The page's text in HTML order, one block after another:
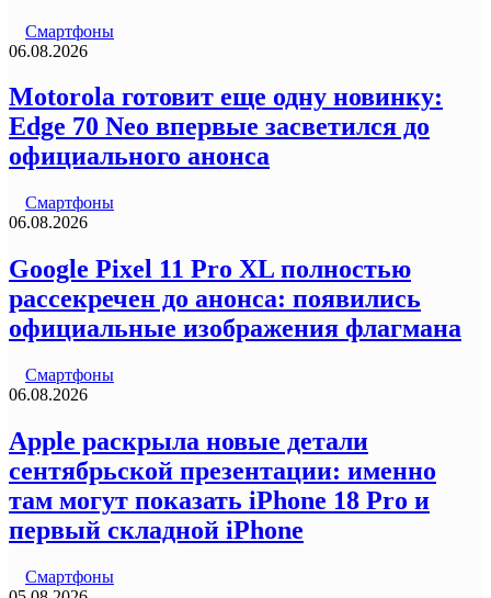
Смартфоны
06.08.2026
Motorola готовит еще одну новинку:
Edge 70 Neo впервые засветился до
официального анонса
Смартфоны
06.08.2026
Google Pixel 11 Pro XL полностью
рассекречен до анонса: появились
официальные изображения флагмана
Смартфоны
06.08.2026
Apple раскрыла новые детали
сентябрьской презентации: именно
там могут показать iPhone 18 Pro и
первый складной iPhone
Смартфоны